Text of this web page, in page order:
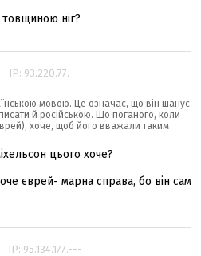
товщиною ніг?
IP: 93.220.77.---
мовою. Це означає, що він шанує
й російською. Що поганого, коли
хоче, щоб його вважали таким
цього хоче?
єврей- марна справа, бо він сам
IP: 95.134.177.---